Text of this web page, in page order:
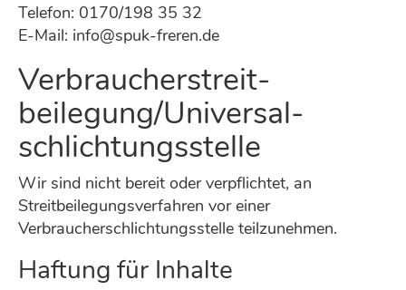
Telefon: 0170/198 35 32
E-Mail: info@spuk-freren.de
Verbraucher­streit­
beilegung/Universal­
schlichtungs­stelle
Wir sind nicht bereit oder verpflichtet, an
Streitbeilegungsverfahren vor einer
Verbraucherschlichtungsstelle teilzunehmen.
Haftung für Inhalte